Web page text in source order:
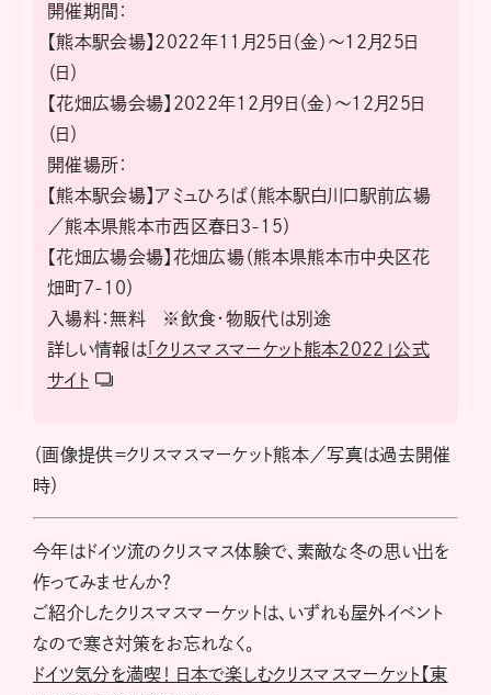
開催期間：
【熊本駅会場】2022年11月25日（金）〜12月25日
（日）
【花畑広場会場】2022年12月9日（金）〜12月25日
（日）
開催場所：
【熊本駅会場】アミュひろば（熊本駅白川口駅前広場
／熊本県熊本市西区春日3-15）
【花畑広場会場】花畑広場（熊本県熊本市中央区花
畑町7-10）
入場料：無料 ※飲食・物販代は別途
詳しい情報は 「クリスマスマーケット熊本2022」公式
サイト
（画像提供＝クリスマスマーケット熊本／写真は過去開催
時）
今年はドイツ流のクリスマス体験で、素敵な冬の思い出を
作ってみませんか？
ご紹介したクリスマスマーケットは、いずれも屋外イベント
なので寒さ対策をお忘れなく。
ドイツ気分を満喫！ 日本で楽しむクリスマスマーケット【東